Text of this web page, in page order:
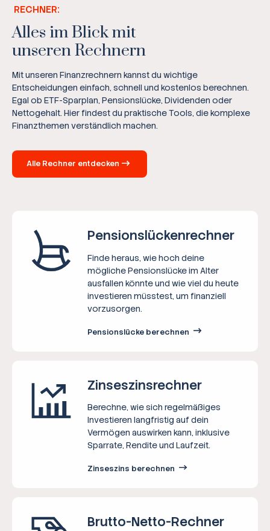
RECHNER:
Alles im Blick mit
unseren Rechnern
Mit unseren Finanzrechnern kannst du wichtige
Entscheidungen einfach, schnell und kostenlos berechnen.
Egal ob ETF-Sparplan, Pensionslücke, Dividenden oder
Nettogehalt. Hier findest du praktische Tools, die komplexe
Finanzthemen verständlich machen.
Alle Rechner entdecken
Pensions­lücken­rechner
Finde heraus, wie hoch deine
mögliche Pensionslücke im Alter
ausfallen könnte und wie viel du heute
investieren müsstest, um finanziell
vorzusorgen.
Pensionslücke berechnen
Zinseszins­rechner
Berechne, wie sich regelmäßiges
Investieren langfristig auf dein
Vermögen auswirken kann, inklusive
Sparrate, Rendite und Laufzeit.
Zinseszins berechnen
Brutto-Netto-­Rechner